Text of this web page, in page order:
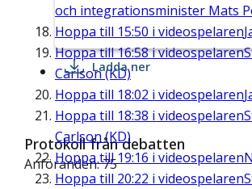
och integrationsminister Mats
Hoppa till 15:50 i videospelaren
Hoppa till16:58i videospelaren
Carlson (KD)
Hoppa till 18:02 i videospelaren
Hoppa till 18:38 i videospelaren
Carlson (KD)
Hoppa till19:16 i videospelaren
Hoppa till 20:22 i videospelaren
Ladda ner
Protokoll från debatten
Anföranden: 75